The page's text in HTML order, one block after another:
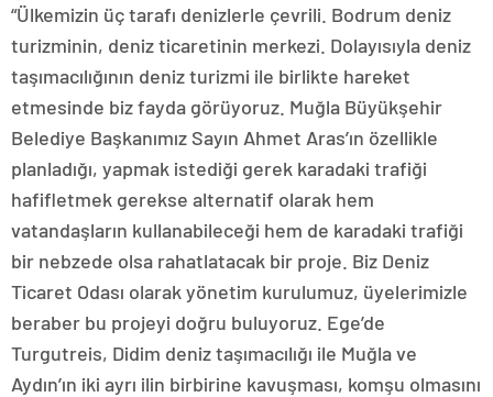
“Ülkemizin üç tarafı denizlerle çevrili. Bodrum deniz
turizminin, deniz ticaretinin merkezi. Dolayısıyla deniz
taşımacılığının deniz turizmi ile birlikte hareket
etmesinde biz fayda görüyoruz. Muğla Büyükşehir
Belediye Başkanımız Sayın Ahmet Aras’ın özellikle
planladığı, yapmak istediği gerek karadaki trafiği
hafifletmek gerekse alternatif olarak hem
vatandaşların kullanabileceği hem de karadaki trafiği
bir nebzede olsa rahatlatacak bir proje. Biz Deniz
Ticaret Odası olarak yönetim kurulumuz, üyelerimizle
beraber bu projeyi doğru buluyoruz. Ege’de
Turgutreis, Didim deniz taşımacılığı ile Muğla ve
Aydın’ın iki ayrı ilin birbirine kavuşması, komşu olmasını